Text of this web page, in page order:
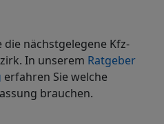
nächstgelegene Kfz-
In unserem Ratgeber
erfahren Sie welche
brauchen.